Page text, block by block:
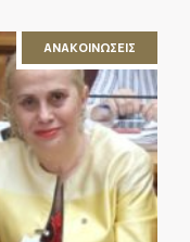
ΑΝΑΚΟΙΝΩΣΕΙΣ